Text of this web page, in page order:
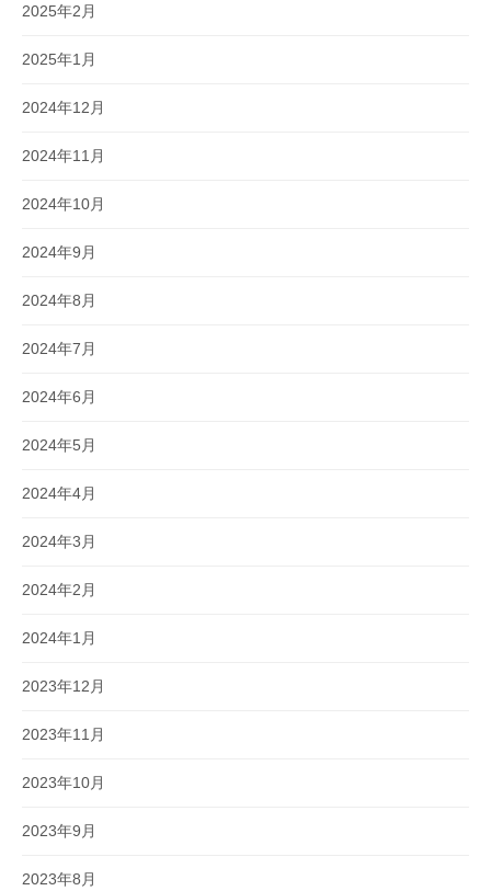
2025年2月
2025年1月
2024年12月
2024年11月
2024年10月
2024年9月
2024年8月
2024年7月
2024年6月
2024年5月
2024年4月
2024年3月
2024年2月
2024年1月
2023年12月
2023年11月
2023年10月
2023年9月
2023年8月